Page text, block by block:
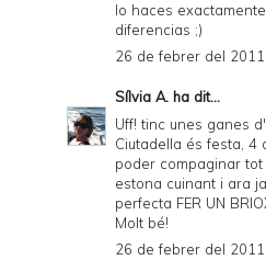
lo haces
diferencias ;)
26 de febrer del
Sílvia A. ha dit...
Uff! tinc unes ganes
Ciutadella és festa, 4
poder compaginar
estona cuinant i ara
perfecta FER UN
Molt bé!
26 de febrer del